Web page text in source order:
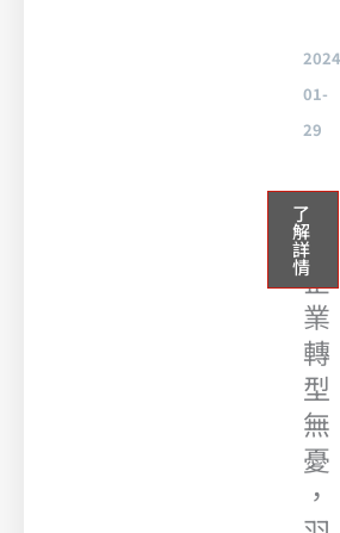
01-
29
微
型
企
業
轉
型
無
憂
，
了
解
詳
情